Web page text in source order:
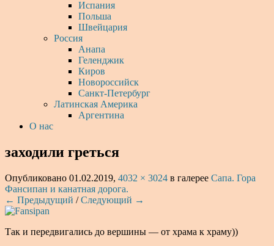
Испания
Польша
Швейцария
Россия
Анапа
Геленджик
Киров
Новороссийск
Санкт-Петербург
Латинская Америка
Аргентина
О нас
заходили греться
Опубликовано 01.02.2019, 4032 × 3024 в галерее Сапа. Гора
Фансипан и канатная дорога.
← Предыдущий /Следующий →
Так и передвигались до вершины — от храма к храму))